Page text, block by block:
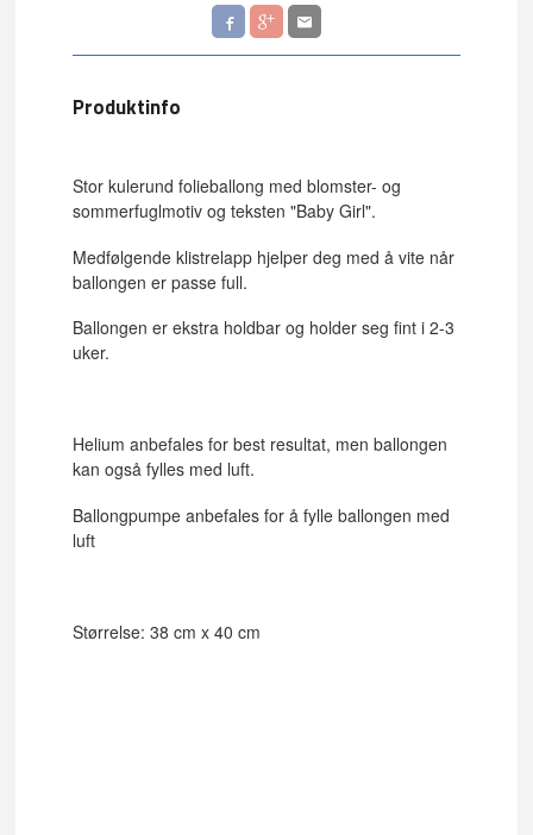
Produktinfo
Stor kulerund folieballong med blomster- og
sommerfuglmotiv og teksten "Baby Girl".
Medfølgende klistrelapp hjelper deg med å vite når
ballongen er passe full.
Ballongen er ekstra holdbar og holder seg fint i 2-3
uker.
Helium anbefales for best resultat, men ballongen
kan også fylles med luft.
Ballongpumpe anbefales for å fylle ballongen med
luft
Størrelse: 38 cm x 40 cm